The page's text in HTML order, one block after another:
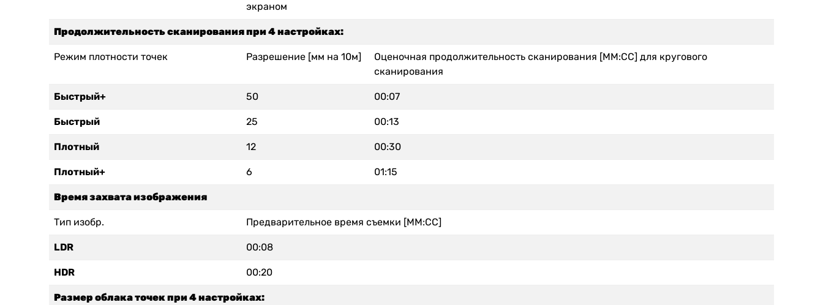
экраном
Продолжительность сканирования при 4 настройках:
Режим плотности точек Разрешение [мм на 10м]
Оценочная продолжительность сканирования [ММ:СС] для кругового
сканирования
Быстрый+ 50 00:07
Быстрый 25 00:13
Плотный 12 00:30
Плотный+ 6 01:15
Время захвата изображения
Тип изобр. Предварительное время съемки [ММ:СС]
LDR 00:08
HDR 00:20
Размер облака точек при 4 настройках: